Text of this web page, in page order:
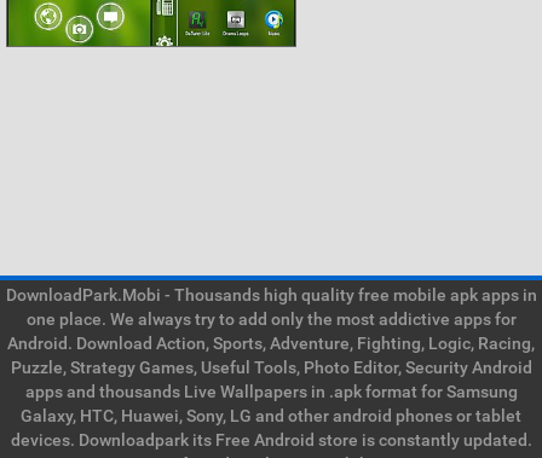
DownloadPark.Mobi - Thousands high quality free mobile apk apps in
one place. We always try to add only the most addictive apps for
Android. Download Action, Sports, Adventure, Fighting, Logic, Racing,
Puzzle, Strategy Games, Useful Tools, Photo Editor, Security Android
apps and thousands Live Wallpapers in .apk format for Samsung
Galaxy, HTC, Huawei, Sony, LG and other android phones or tablet
devices. Downloadpark its Free Android store is constantly updated.